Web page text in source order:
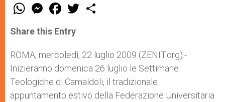
W
t
s
p
p
M
e
s
e
g
e
r
F
a
e
b
o
k
w
r
Share this Entry
ROMA, mercoledì, 22 luglio 2009 (ZENIT.org).-
Inizieranno domenica 26 luglio le Settimane
Teologiche di Camaldoli, il tradizionale
appuntamento estivo della Federazione Universitaria